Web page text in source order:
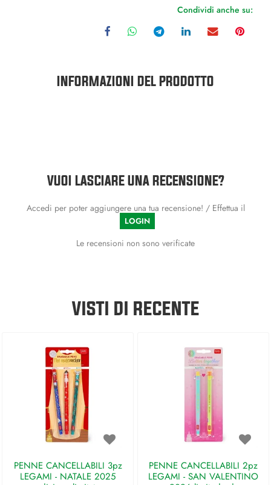
Condividi anche su:
INFORMAZIONI DEL PRODOTTO
VUOI LASCIARE UNA RECENSIONE?
Accedi per poter aggiungere una tua recensione! / Effettua il
LOGIN
Le recensioni non sono verificate
VISTI DI RECENTE
PENNE CANCELLABILI 3pz
LEGAMI - NATALE 2025
PENNE CANCELLABILI 2pz
LEGAMI - SAN VALENTINO